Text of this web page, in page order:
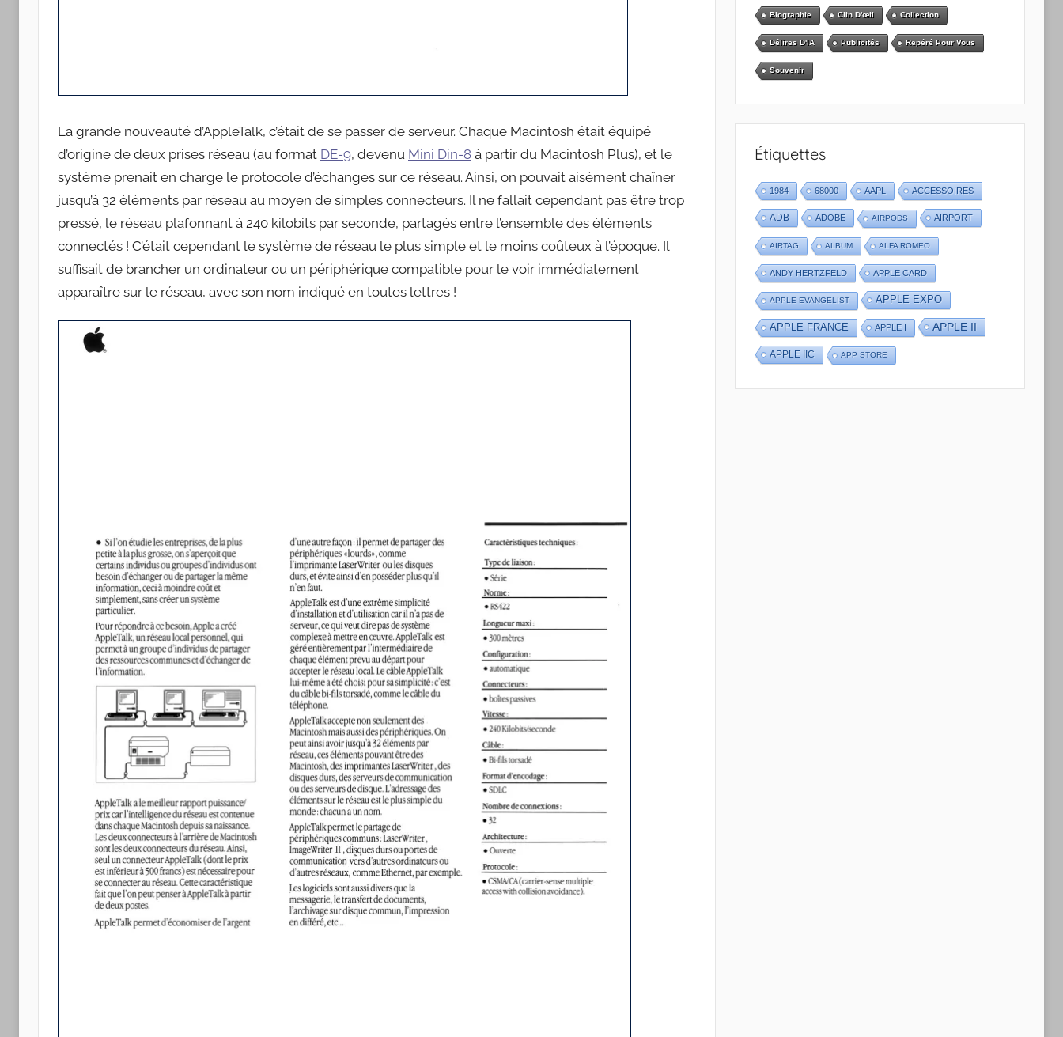
La grande nouveauté d’AppleTalk, c’était de se passer de serveur. Chaque Macintosh était équipé
d’origine de deux prises réseau (au format DE-9, devenu Mini Din-8 à partir du Macintosh Plus), et le
système prenait en charge le protocole d’échanges sur ce réseau. Ainsi, on pouvait aisément chaîner
jusqu’à 32 éléments par réseau au moyen de simples connecteurs. Il ne fallait cependant pas être trop
pressé, le réseau plafonnant à 240 kilobits par seconde, partagés entre l’ensemble des éléments
connectés ! C’était cependant le système de réseau le plus simple et le moins coûteux à l’époque. Il
suffisait de brancher un ordinateur ou un périphérique compatible pour le voir immédiatement
apparaître sur le réseau, avec son nom indiqué en toutes lettres !
Biographie Clin D'œil Collection
Délires D'IA Publicités Repéré Pour Vous
Souvenir
Étiquettes
1984 68000 AAPL ACCESSOIRES
ADB ADOBE AIRPODS AIRPORT
AIRTAG ALBUM ALFA ROMEO
ANDY HERTZFELD APPLE CARD
APPLE EVANGELIST APPLE EXPO
APPLE FRANCE APPLE I APPLE II
APPLE IIC APP STORE